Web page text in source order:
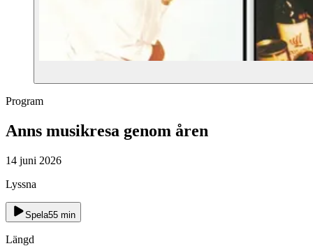
Program
Anns musikresa genom åren
14 juni 2026
Lyssna
Spela55 min
Längd